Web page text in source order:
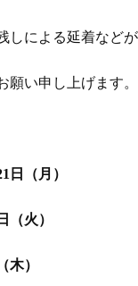
による延着などが
い申し上げます。
月）
火）
）